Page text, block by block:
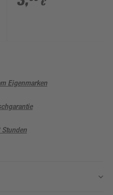
€
Eigenmarken